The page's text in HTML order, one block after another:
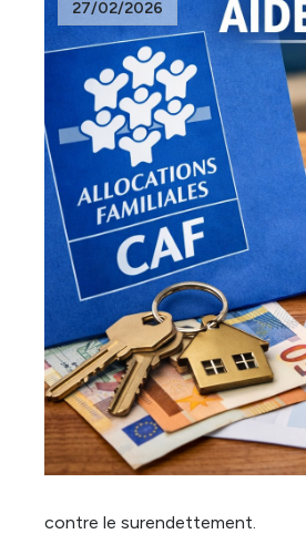
27/02/2026
contre le surendettement.